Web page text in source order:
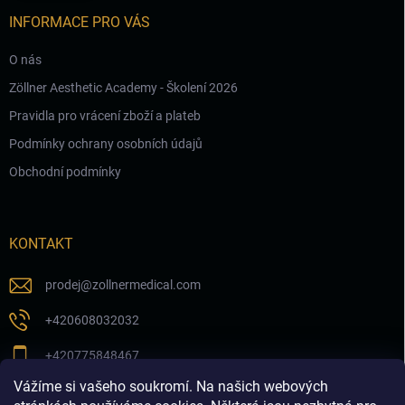
Vážíme si vašeho soukromí. Na našich webových
INFORMACE PRO VÁS
O nás
Zöllner Aesthetic Academy - Školení 2026
Pravidla pro vrácení zboží a plateb
Podmínky ochrany osobních údajů
Obchodní podmínky
KONTAKT
prodej@zollnermedical.com
+420608032032
+420775848467
Sledujte nás na našem FB profilu